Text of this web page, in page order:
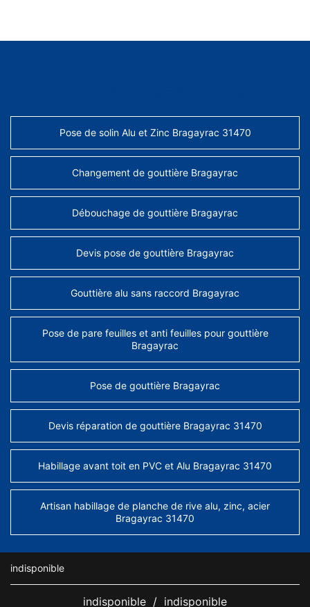
Pose de solin Alu et Zinc Bragayrac 31470
Changement de gouttière Bragayrac
Débouchage de gouttière Bragayrac
Devis pose de gouttière Bragayrac
Gouttière alu sans raccord Bragayrac
Pose de pare feuilles et anti feuilles pour gouttière
Bragayrac
Pose de gouttière Bragayrac
Devis réparation de gouttière Bragayrac 31470
Habillage avant toit en PVC et Alu Bragayrac 31470
Artisan habillage de planche de rive alu, zinc, acier
Bragayrac 31470
indisponible
indisponible / indisponible